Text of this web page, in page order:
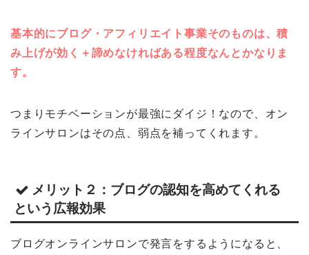
基本的にブログ・アフィリエイト事業そのものは、積
み上げが効く＋諦めなければある程度なんとかなりま
す。
つまりモチベーションが最強にダイジ！なので、オン
ラインサロンはその点、弱点を補ってくれます。
メリット２：ブログの認知を高めてくれる
という広報効果
ブログオンラインサロンで発言をするようになると、